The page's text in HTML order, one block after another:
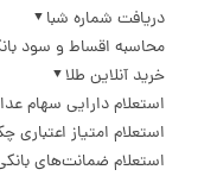
دریافت شماره شبا
محاسبه اقساط و سود
خرید آنلاین طلا
استعلام دارایی سهام
استعلام امتیاز اعتباری
استعلام ضمانت‌های